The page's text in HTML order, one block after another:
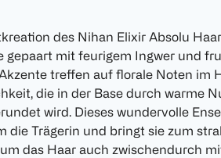
des Nihan Elixir Absolu
gepaart mit feurigem Ingwer und
treffen auf florale Noten im
die in der Base durch warme
wird. Dieses wundervolle
die Trägerin und bringt sie zum
das Haar auch zwischendurch